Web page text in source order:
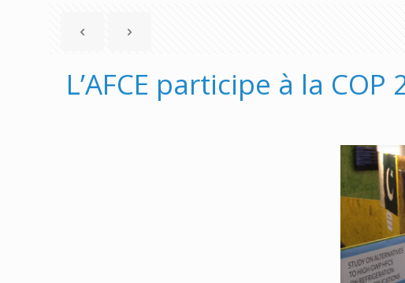
L’AFCE participe à la COP